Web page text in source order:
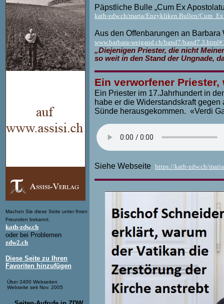
Machen Sie diese Seite unter Ihren
Freunden bekannt.
kath-zdw.ch
oder bei Problemen
zdw2.ch
Diese Seite zu Ihren
Favoriten hinzufügen
Über 2400 Webseiten
Webseite seit Nov. 2005
Päpstliche Bulle „Cum Ex
kath-zdw.ch/maria/Enzykliken.Bullen/
Aus den Offenbarungen an
www.barbara-weigand.ch/band7/
„Diejenigen Priester, die nicht
so weit in den Stand der Ungnade,
Ein verworfener
Ein Priester im 17.Jahrhundert in
habe er die Widerstandskraft
Sünde herausgekommen. «Verdi
Siehe Webseite https://kath-zdw.ch/